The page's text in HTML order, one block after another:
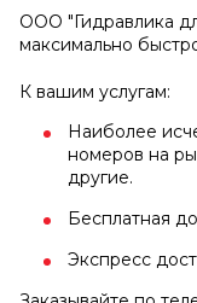
ООО "Гидравлика
максимально
К вашим услугам:
Наиболее
номеров на
другие.
Бесплатная
Экспресс